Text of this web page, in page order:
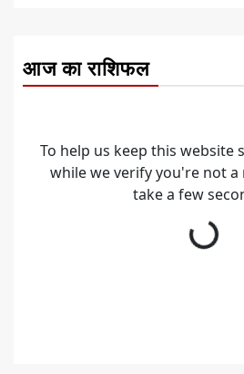
आज का राशिफल